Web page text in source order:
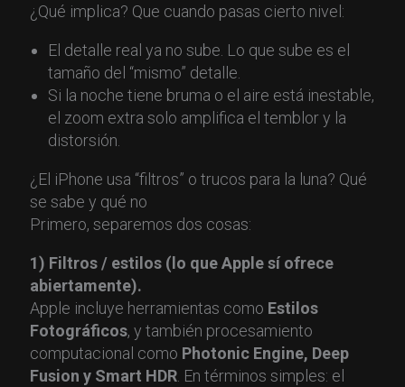
¿Qué implica? Que cuando pasas cierto nivel:
El detalle real ya no sube. Lo que sube es el
tamaño del “mismo” detalle.
Si la noche tiene bruma o el aire está inestable,
el zoom extra solo amplifica el temblor y la
distorsión.
¿El iPhone usa “filtros” o trucos para la luna? Qué
se sabe y qué no
Primero, separemos dos cosas:
1) Filtros / estilos (lo que Apple sí ofrece
abiertamente).
Apple incluye herramientas como Estilos
Fotográficos, y también procesamiento
computacional como Photonic Engine, Deep
Fusion y Smart HDR. En términos simples: el